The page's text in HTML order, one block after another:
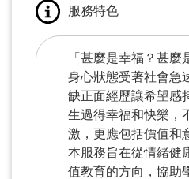
服務特色
「甚麼是幸福？甚
身心狀態受著社會急
缺正面經歷讓希望感
生過得幸福和快樂，
激，更應包括價值和
本服務旨在從情緒健
值教育的方向，協助